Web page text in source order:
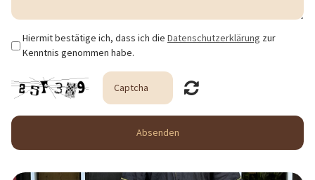
Start
Das Wirtschäftle
Träumen im Schlawiner
Hiermit bestätige ich, dass ich die Datenschutzerklärung zur
Kenntnis genommen habe.
Absenden